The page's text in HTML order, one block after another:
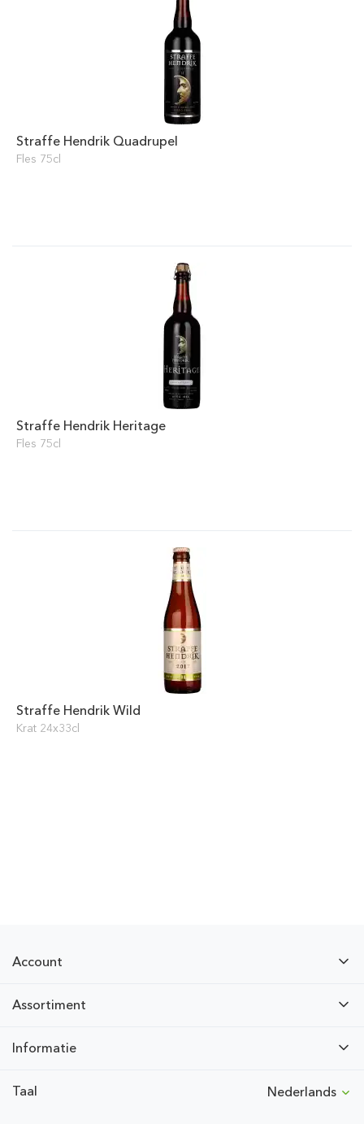
Straffe Hendrik Quadrupel
Fles 75cl
Straffe Hendrik Heritage
Fles 75cl
Straffe Hendrik Wild
Krat 24x33cl
Account
Assortiment
Informatie
Taal Nederlands